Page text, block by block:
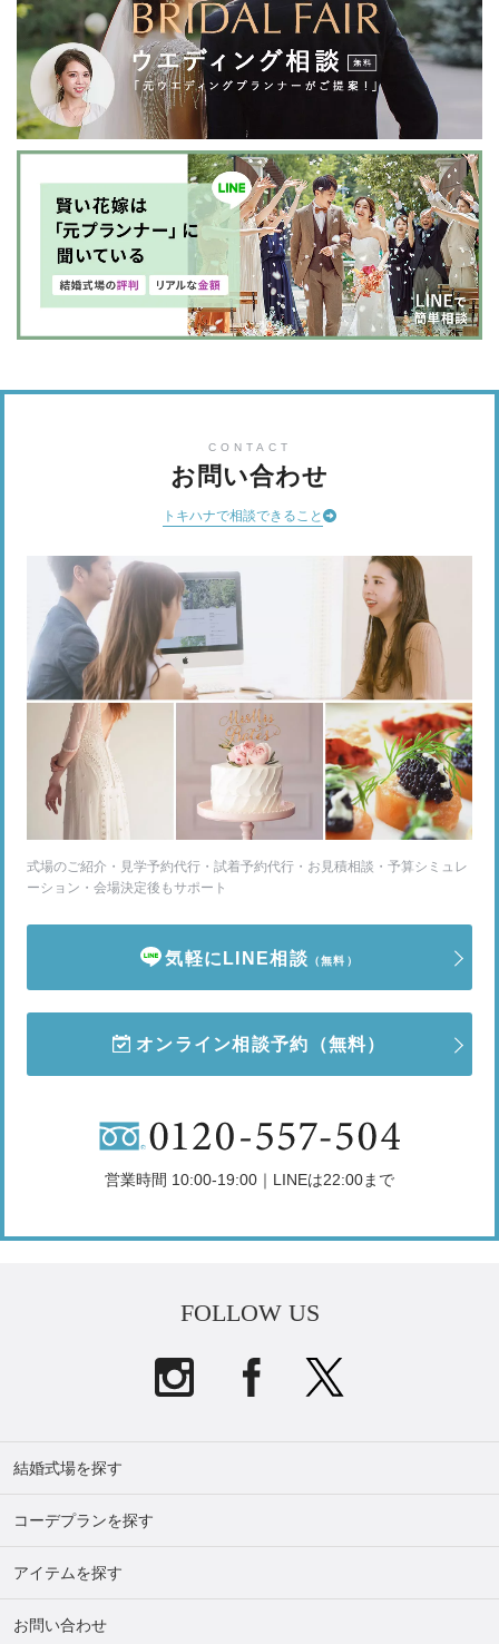
CONTACT
お問い合わせ
トキハナで相談できること
式場のご紹介・見学予約代行・試着予約代行・お見積相談・予算シミュレ
ーション・会場決定後もサポート
気軽にLINE相談 （無料）
オンライン相談予約 （無料）
営業時間 10:00-19:00｜LINEは22:00まで
FOLLOW US
結婚式場を探す
コーデプランを探す
アイテムを探す
お問い合わせ